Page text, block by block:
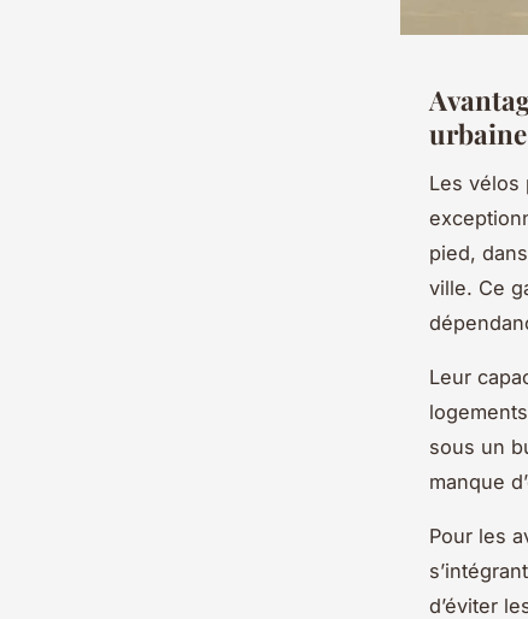
urbaine
Les vélos
pied,
ville. Ce
Leur
sous un
manque
Pour les
d’éviter